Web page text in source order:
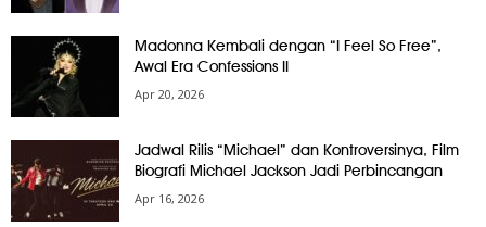
Madonna Kembali dengan “I Feel So Free”,
Awal Era Confessions II
Apr 20, 2026
Jadwal Rilis “Michael” dan Kontroversinya, Film
Biografi Michael Jackson Jadi Perbincangan
Apr 16, 2026